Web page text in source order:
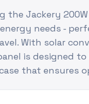
the Jackery
needs -
With solar
is designed to
that ensures